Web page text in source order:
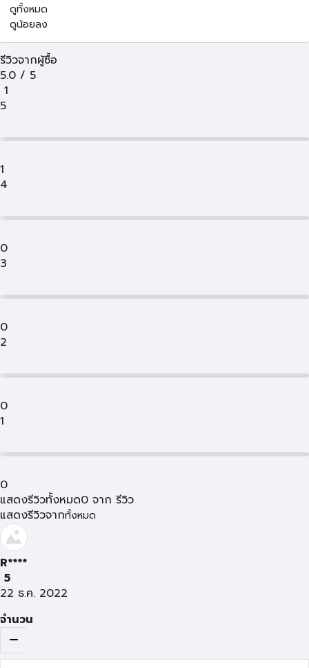
ดูทั้งหมด
ดูน้อยลง
รีวิวจากผู้ซื้อ
5.0 / 5
1
5
1
4
0
3
0
2
0
1
0
แสดงรีวิวทั้งหมด0 จาก รีวิว
แสดงรีวิวจากทั้งหมด
R****
5
22 ธ.ค. 2022
จำนวน